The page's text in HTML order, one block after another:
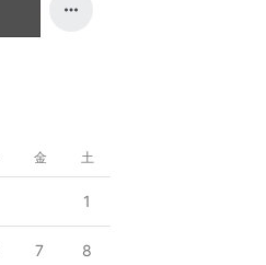
金 土
1
7 8